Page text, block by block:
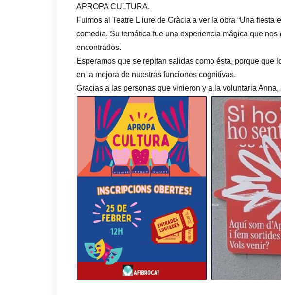
APROPA CULTURA.
Fuimos al Teatre Lliure de Gràcia a ver la obra “Una fiesta
comedia. Su temática fue una experiencia mágica que nos
encontrados.
Esperamos que se repitan salidas como ésta, porque que
en la mejora de nuestras funciones cognitivas.
Gracias a las personas que vinieron y a la voluntaria